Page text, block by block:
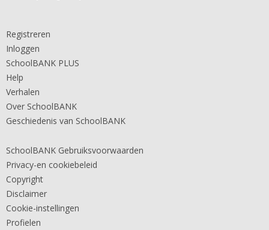
Registreren
Inloggen
SchoolBANK PLUS
Help
Verhalen
Over SchoolBANK
Geschiedenis van SchoolBANK
SchoolBANK Gebruiksvoorwaarden
Privacy-en cookiebeleid
Copyright
Disclaimer
Cookie-instellingen
Profielen